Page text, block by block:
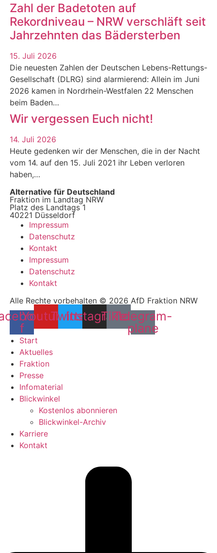
Zahl der Badetoten auf
Rekordniveau – NRW verschläft seit
Jahrzehnten das Bädersterben
15. Juli 2026
Die neuesten Zahlen der Deutschen Lebens-Rettungs-
Gesellschaft (DLRG) sind alarmierend: Allein im Juni
2026 kamen in Nordrhein-Westfalen 22 Menschen
beim Baden…
Wir vergessen Euch nicht!
14. Juli 2026
Heute gedenken wir der Menschen, die in der Nacht
vom 14. auf den 15. Juli 2021 ihr Leben verloren
haben,…
Alternative für Deutschland
Fraktion im Landtag NRW
Platz des Landtags 1
40221 Düsseldorf
Impressum
Datenschutz
Kontakt
Impressum
Datenschutz
Kontakt
Alle Rechte vorbehalten © 2026 AfD Fraktion NRW
f
YoutubeTwitter
Instagram
Tiktok
Telegram-
plane
Start
Aktuelles
Fraktion
Presse
Infomaterial
Blickwinkel
Kostenlos abonnieren
Blickwinkel-Archiv
Karriere
Kontakt